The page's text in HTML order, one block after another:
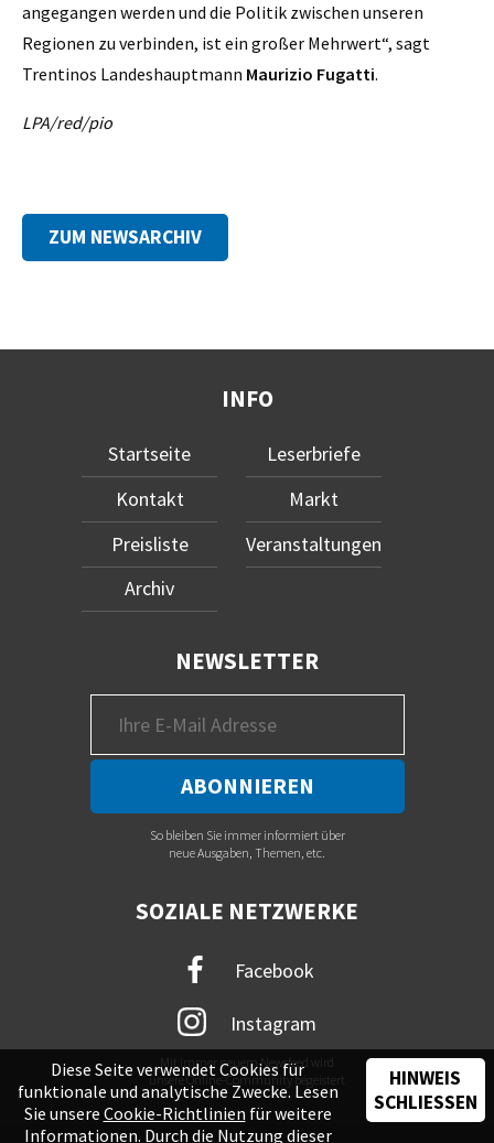
angegangen werden und die Politik zwischen unseren
Regionen zu verbinden, ist ein großer Mehrwert“, sagt
Trentinos Landeshauptmann Maurizio Fugatti.
LPA/red/pio
ZUM NEWSARCHIV
INFO
Startseite
Kontakt
Preisliste
Archiv
Leserbriefe
Markt
Veranstaltungen
NEWSLETTER
So bleiben Sie immer informiert über
neue Ausgaben, Themen, etc.
SOZIALE NETZWERKE
Facebook
Instagram
Mit immer neuem Newsfeed wird
unsere Online-Community begeistert
Diese Seite verwendet Cookies für
funktionale und analytische Zwecke. Lesen
Sie unsere Cookie-Richtlinien für weitere
Informationen. Durch die Nutzung dieser
HINWEIS
SCHLIESSEN